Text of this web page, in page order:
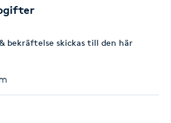
bekräftelse skickas till den här